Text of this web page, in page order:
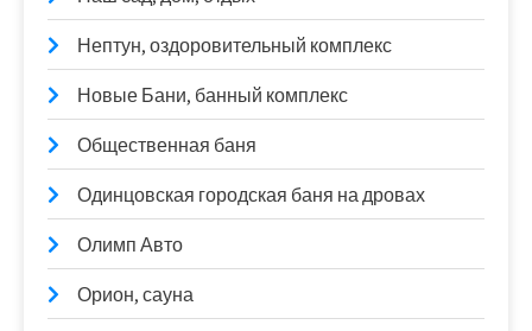
Нептун, оздоровительный комплекс
Новые Бани, банный комплекс
Общественная баня
Одинцовская городская баня на дровах
Олимп Авто
Орион, сауна